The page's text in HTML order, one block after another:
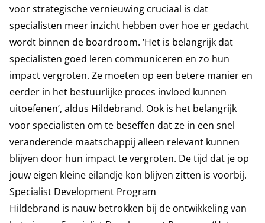
voor strategische vernieuwing cruciaal is dat
specialisten meer inzicht hebben over hoe er gedacht
wordt binnen de boardroom. ‘Het is belangrijk dat
specialisten goed leren communiceren en zo hun
impact vergroten. Ze moeten op een betere manier en
eerder in het bestuurlijke proces invloed kunnen
uitoefenen’, aldus Hildebrand. Ook is het belangrijk
voor specialisten om te beseffen dat ze in een snel
veranderende maatschappij alleen relevant kunnen
blijven door hun impact te vergroten. De tijd dat je op
jouw eigen kleine eilandje kon blijven zitten is voorbij.
Specialist Development Program
Hildebrand is nauw betrokken bij de ontwikkeling van